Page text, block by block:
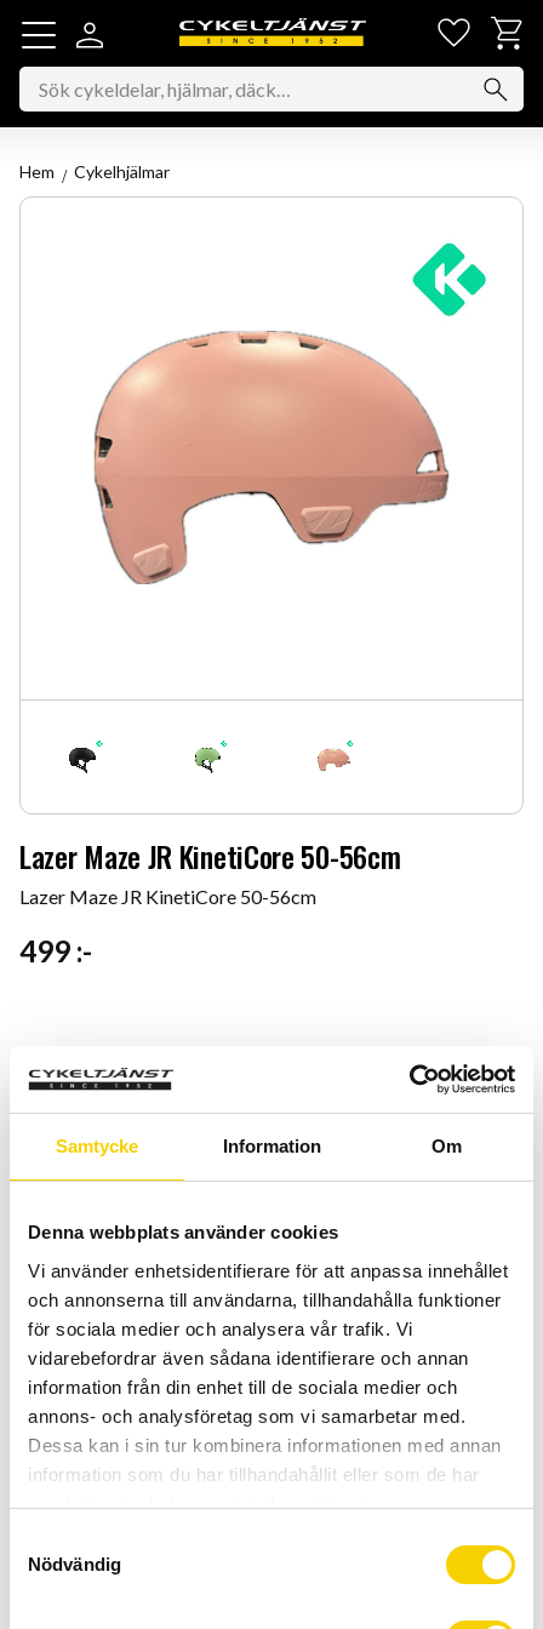
Samtycke Information Om
Denna webbplats använder cookies
Vi använder enhetsidentifierare för att anpassa innehållet
och annonserna till användarna, tillhandahålla funktioner
för sociala medier och analysera vår trafik. Vi
vidarebefordrar även sådana identifierare och annan
information från din enhet till de sociala medier och
annons- och analysföretag som vi samarbetar med.
Dessa kan i sin tur kombinera informationen med annan
information som du har tillhandahållit eller som de har
samlat in när du har använt deras tjänster.
Nödvändig
Meny
Hem Cykelhjälmar
Lazer Maze JR KinetiCore 50-56cm
Lazer Maze JR KinetiCore 50-56cm
499 :-
Antal
-
KÖP
Certifierad cykelservice & Shimano Service Center
Lagerstatus
3 st i lager
Artikelnr
BLC2547893284
MAZEJRKC
Tillverkare
Lazer